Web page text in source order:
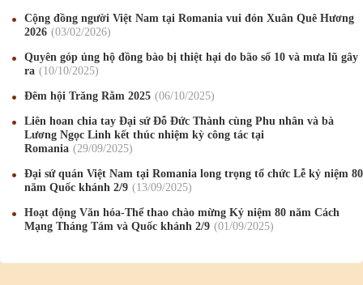
Cộng đồng người Việt Nam tại Romania vui đón Xuân Quê Hương
2026
03/02/2026
Quyên góp ủng hộ đồng bào bị thiệt hại do bão số 10 và mưa lũ gây
ra
10/10/2025
Đêm hội Trăng Rằm 2025 06/10/2025
Liên hoan chia tay Đại sứ Đỗ Đức Thành cùng Phu nhân và bà
Lương Ngọc Linh kết thúc nhiệm kỳ công tác tại
Romania
29/09/2025
Đại sứ quán Việt Nam tại Romania long trọng tổ chức Lễ kỷ niệm 80
năm Quốc khánh 2/9
13/09/2025
Hoạt động Văn hóa-Thể thao chào mừng Kỷ niệm 80 năm Cách
Mạng Tháng Tám và Quốc khánh 2/9
01/09/2025
Chúc mừng Giáng sinh và Năm mới 2025
Mừng Xuân Giáp Thìn 2024
Chúc mừng Giáng sinh và Năm mới 2024
Mừng Xuân Quý Mão 2023 14/01/2023
Chúc mừng Giáng sinh và Năm mới 2023 /2022
Chúc mừng Giáng sinh và Năm mới 2022 23/12/2021
Mừng Xuân Tân Sửu 2021 10/02/2021